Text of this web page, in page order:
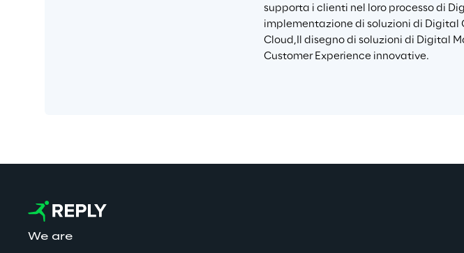
supporta i clienti nel loro processo di
implementazione di soluzioni di Digital
Cloud,Il disegno di soluzioni di Digital
Customer Experience innovative.
We are